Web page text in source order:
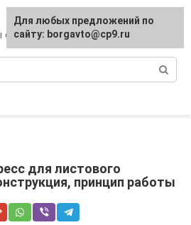
с ними
для листового
принцип работы
Для любых предложений по
сайту: borgavto@cp9.ru